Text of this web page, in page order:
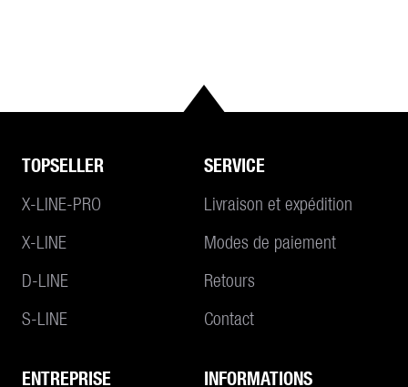
TOPSELLER
X-LINE-PRO
X-LINE
D-LINE
S-LINE
SERVICE
Livraison et expédition
Modes de paiement
Retours
Contact
ENTREPRISE INFORMATIONS